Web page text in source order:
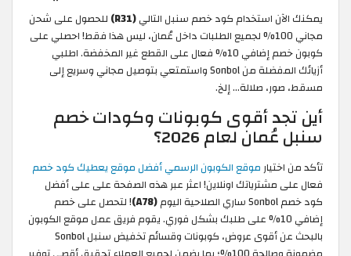
يمكنك الآن استخدام كود خصم سنبل التالي(R31)
للحصول على شحن
مجاني 100% لجميع الطلبات داخل عُمان، ليس هذا فقط! احصلي على
كوبون خصم إضافي 10% فعال على القطع غير المخفضة. اطلبي
أزيائك المفضلة من Sonbol واستمتعي بتوصيل مجاني وسريع إلى
مسقط، صور، صلالة... إلخ.
أين تجد أقوى كوبونات وكودات خصم
سنبل عُمان لعام 2026؟
تأكد من اختيارموقع الكوبون الرسمي أفضل موقع يعطيك كود خصم
فعال على مشترياتك اونلاين! اعثر عبر هذه الصفحة على على أفضل
كود خصم Sonbol ساري الصلاحية اليوم
(A78)
! لتحصل على خصم
إضافي 10% على طلبك بشكل فوري. يقوم فريق عمل موقع الكوبون
بالبحث عن أقوى عروض، كوبونات وقسائم تخفيض سنبل Sonbol